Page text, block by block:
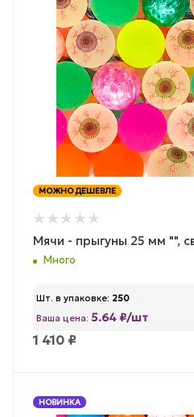
МОЖНО ДЕШЕВЛЕ
Мячи - прыгуны 25 мм "",
Много
Шт. в упаковке: 250
Ваша цена: 5.64 ₽/шт
1 410 ₽
НОВИНКА